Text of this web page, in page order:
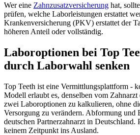
Wer eine Zahnzusatzversicherung hat,
prüfen, welche Laborleistungen erstattet
Krankenversicherung (PKV) erstattet der
höheren Anteil oder vollständig.
Laboroptionen bei Top
durch Laborwahl senken
Top Teeth ist eine Vermittlungsplattform -
Modell erlaubt es, denselben vom
zwei Laboroptionen zu kalkulieren, ohne
Versorgung zu verändern. Abformung und
deutschen Partnerzahnarzt in Deutschland.
keinem Zeitpunkt ins Ausland.